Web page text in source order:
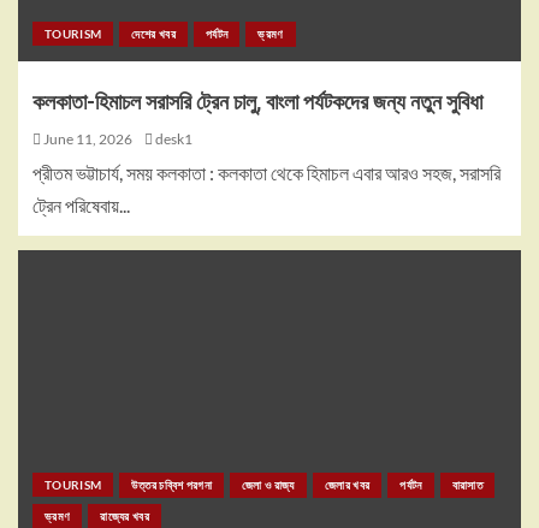
TOURISM দেশের খবর পর্যটন ভ্রমণ
কলকাতা-হিমাচল সরাসরি ট্রেন চালু, বাংলা পর্যটকদের জন্য নতুন সুবিধা
June 11, 2026 desk1
প্রীতম ভট্টাচার্য, সময় কলকাতা : কলকাতা থেকে হিমাচল এবার আরও সহজ, সরাসরি
ট্রেন পরিষেবায়...
TOURISM উত্তর চব্বিশ পরগনা জেলা ও রাজ্য জেলার খবর পর্যটন বারাসাত
ভ্রমণ রাজ্যের খবর